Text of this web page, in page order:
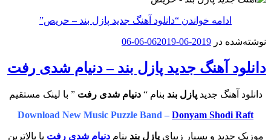
ادامه خواندن “دانلود آهنگ جدید پازل بند – حریص”
نوشته‌شده در 2019-06-06
2019-06-06
دانلود آهنگ جدید پازل بند – دنیام‌ شدی رفت
دانلود آهنگ جدید پازل بند بنام “ دنیام‌ شدی رفت” با لینک مستقیم
Download New Music Puzzle Band – Donyam Shodi Raft
موزیک جدید و بسیار زیبایپازل بند بنام دنیام‌ شدی رفت با بالاترین